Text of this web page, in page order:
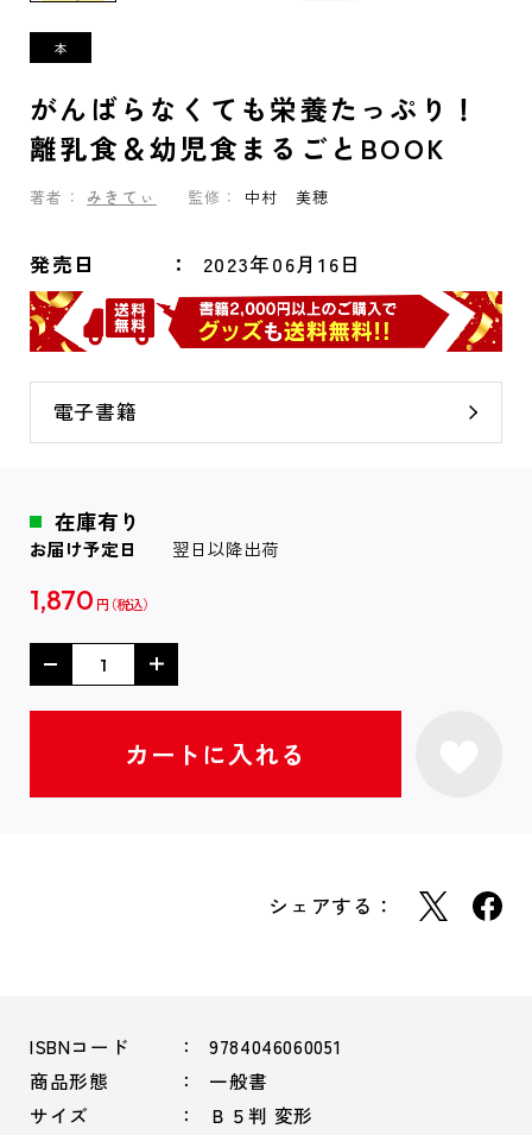
がんばらなくても栄養たっぷり！
離乳食＆幼児食まるごとBOOK
著者： みきてぃ 監修： 中村 美穂
発売日 2023年06月16日
電子書籍
在庫有り
お届け予定日 翌日以降出荷
1,870 円
シェアする：
ISBNコード
9784046060051
商品形態
一般書
サイズ
Ｂ５判 変形